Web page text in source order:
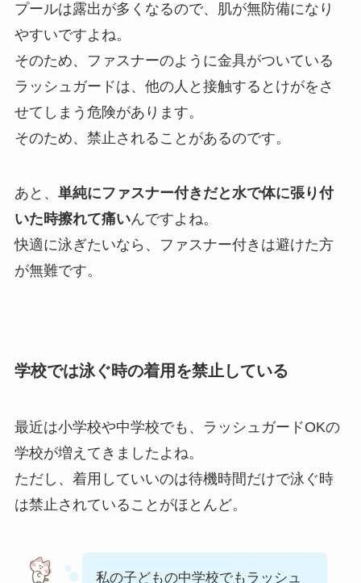
プールは露出が多くなるので、肌が無防備になり
やすいですよね。
そのため、ファスナーのように金具がついている
ラッシュガードは、他の人と接触するとけがをさ
せてしまう危険があります。
そのため、禁止されることがあるのです。
あと、 単純にファスナー付きだと水で体に張り付
いた時擦れて痛いんですよね。
快適に泳ぎたいなら、ファスナー付きは避けた方
が無難です。
学校では泳ぐ時の着用を禁止している
最近は小学校や中学校でも、ラッシュガードOKの
学校が増えてきましたよね。
ただし、着用していいのは待機時間だけで泳ぐ時
は禁止されていることがほとんど。
私の子どもの中学校でもラッシュ